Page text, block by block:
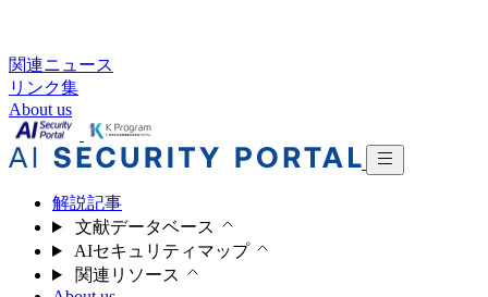
関連ニュース
リンク集
About us
解説記事
文献データベース
AIセキュリティマップ
関連リソース